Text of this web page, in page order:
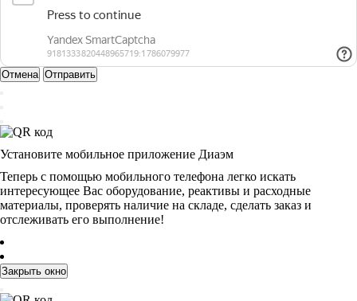
Отмена Отправить
Установите мобильное приложение Диаэм
Теперь с помощью мобильного телефона легко искать
интересующее Вас оборудование, реактивы и расходные
материалы, проверять наличие на складе, сделать заказ и
отслеживать его выполнение!
Закрыть окно